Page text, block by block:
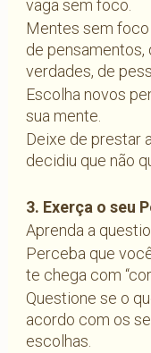
vaga sem foco.
Mentes sem
de pensamentos,
verdades, de
Escolha novos
sua mente.
Deixe de prestar
decidiu que não
3. Exerça o seu
Aprenda a
Perceba que
te chega com
Questione se o
acordo com os
escolhas.